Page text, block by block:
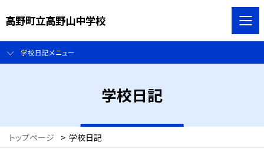
高野町立高野山中学校
学校日記メニュー
学校日記
トップページ > 学校日記